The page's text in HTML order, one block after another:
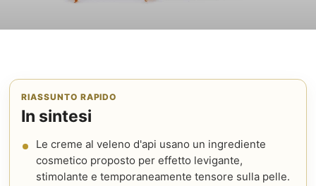
RIASSUNTO RAPIDO
In sintesi
Le creme al veleno d'api usano un ingrediente
cosmetico proposto per effetto levigante,
stimolante e temporaneamente tensore sulla pelle.